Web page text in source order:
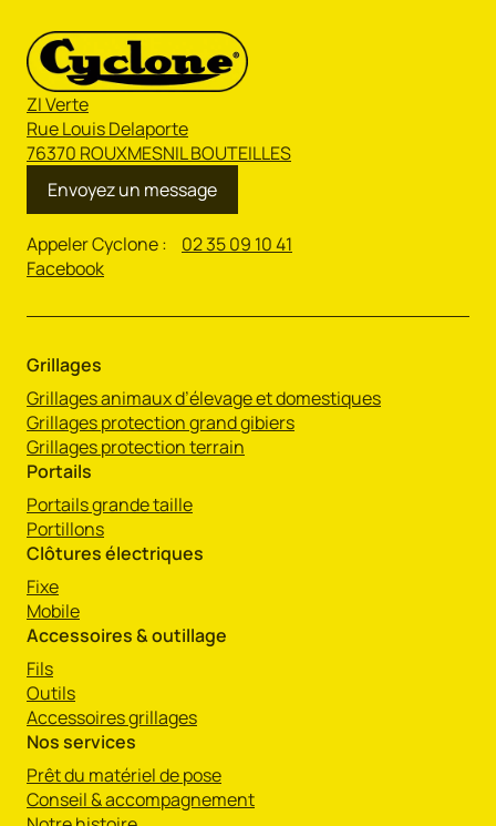
ZI Verte
Rue Louis Delaporte
76370 ROUXMESNIL BOUTEILLES
Envoyez un message
Appeler Cyclone : 02 35 09 10 41
Facebook
Grillages
Grillages animaux d’élevage et domestiques
Grillages protection grand gibiers
Grillages protection terrain
Portails
Portails grande taille
Portillons
Clôtures électriques
Fixe
Mobile
Accessoires & outillage
Fils
Outils
Accessoires grillages
Nos services
Prêt du matériel de pose
Conseil & accompagnement